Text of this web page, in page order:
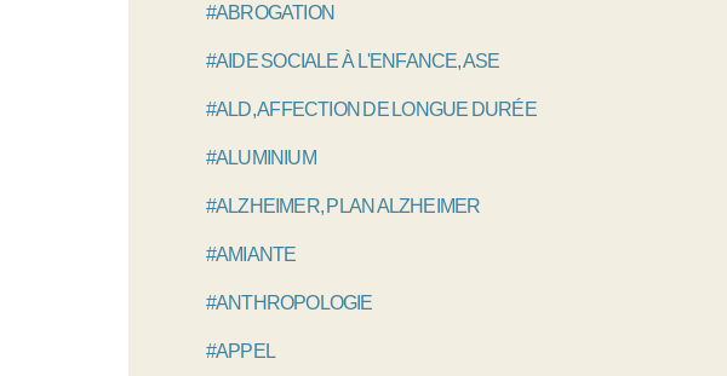
#ABROGATION
#AIDE SOCIALE À L'ENFANCE, ASE
#ALD, AFFECTION DE LONGUE DURÉE
#ALUMINIUM
#ALZHEIMER, PLAN ALZHEIMER
#AMIANTE
#ANTHROPOLOGIE
#APPEL